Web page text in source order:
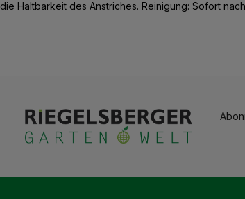
die Haltbarkeit des Anstriches. Reinigung: Sofort